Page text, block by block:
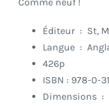
Éditeur
Langue ‏ : ‎
426p
ISBN : 978-0-